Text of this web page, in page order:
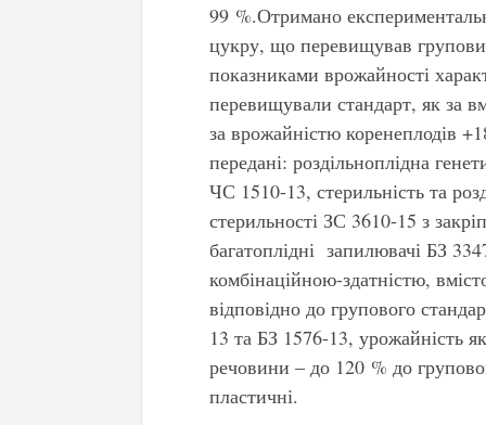
99 %.Отримано
цукру, що перевищував
показниками врожайності
перевищували стандарт, як за
за врожайністю коренеплодів
передані: роздільноплідна
ЧС 1510-13, стерильність та
стерильності ЗС 3610-15 з
багатоплідні запилювачі БЗ
комбінаційною-здатністю,
відповідно до групового
13 та БЗ 1576-13, урожайність
речовини – до 120 % до
пластичні.